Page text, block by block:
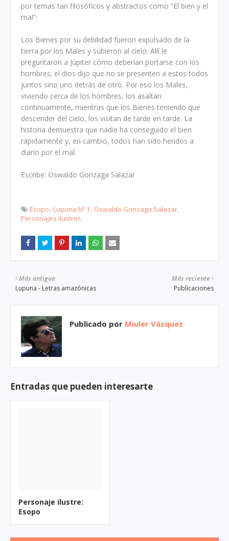
por temas tan filosóficos y abstractos como “El bien y el
mal”:
Los Bienes por su debilidad fueron expulsado de la
tierra por los Males y subieron al cielo. Allí le
preguntaron a Júpiter cómo deberían portarse con los
hombres; el dios dijo que no se presenten a estos todos
juntos sino uno detrás de otro. Por eso los Males,
viviendo cerca de los hombres, los asaltan
continuamente, mientras que los Bienes teniendo que
descender del cielo, los visitan de tarde en tarde. La
historia demuestra que nadie ha conseguido el bien
rápidamente y, en cambio, todos han sido heridos a
diario por el mal.
Escribe: Oswaldo Gonzaga Salazar
Esopo Lupuna Nº 1
Oswaldo Gonzaga Salazar
Personajes ilustres
Más reciente
Publicaciones
Más antigua
Lupuna - Letras amazónicas
Publicado por Miuler Vásquez
Entradas que pueden interesarte
Personaje ilustre:
Esopo